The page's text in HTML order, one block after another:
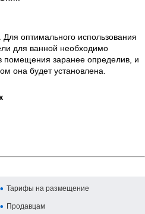
оптимального использования
для ванной необходимо
помещения заранее определив, и
она будет установлена.
Тарифы на размещение
Продавцам